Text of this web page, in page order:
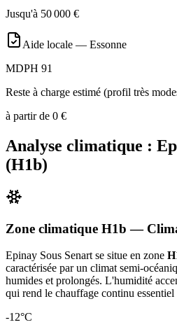
Jusqu'à 50 000 €
Aide locale — Essonne
MDPH 91
Reste à charge estimé (profil très
à partir de 0 €
Analyse climatique :
(H1b)
Zone climatique H1b —
Epinay Sous Senart se situe en zone
caractérisée par un climat semi-
humides et prolongés. L'humidité
qui rend le chauffage continu
-12°C